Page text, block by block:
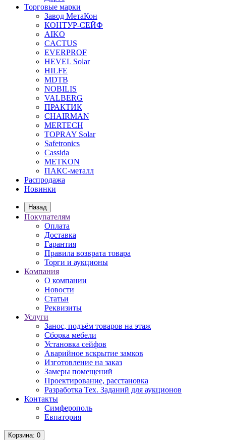
Торговые марки
Завод МетаКон
КОНТУР-СЕЙФ
AIKO
CACTUS
EVERPROF
HEVEL Solar
HILFE
MDTB
NOBILIS
VALBERG
ПРАКТИК
CHAIRMAN
MERTECH
TOPRAY Solar
Safetronics
Cassida
METKON
ПАКС-металл
Распродажа
Новинки
Назад
Покупателям
Оплата
Доставка
Гарантия
Правила возврата товара
Торги и аукционы
Компания
О компании
Новости
Статьи
Реквизиты
Услуги
Занос, подъём товаров на этаж
Сборка мебели
Установка сейфов
Аварийное вскрытие замков
Изготовление на заказ
Замеры помещений
Проектирование, расстановка
Разработка Тех. Заданий для аукционов
Контакты
Симферополь
Евпатория
Корзина: 0